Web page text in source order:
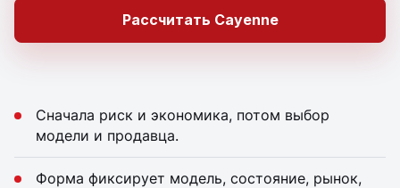
Рассчитать Cayenne
Сначала риск и экономика, потом выбор
модели и продавца.
Форма фиксирует модель, состояние, рынок,